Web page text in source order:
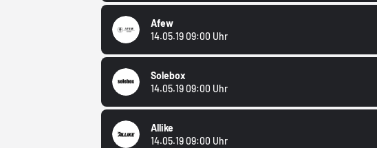
Afew
14.05.19 09:00 Uhr
Solebox
14.05.19 09:00 Uhr
Allike
14.05.19 09:00 Uhr